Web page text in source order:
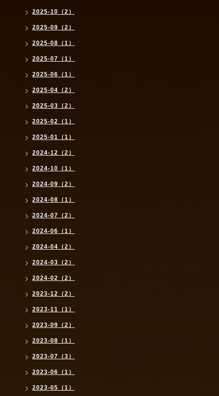
2025-10（2）
2025-09（2）
2025-08（1）
2025-07（1）
2025-06（1）
2025-04（2）
2025-03（2）
2025-02（1）
2025-01（1）
2024-12（2）
2024-10（1）
2024-09（2）
2024-08（1）
2024-07（2）
2024-06（1）
2024-04（2）
2024-03（2）
2024-02（2）
2023-12（2）
2023-11（1）
2023-09（2）
2023-08（1）
2023-07（3）
2023-06（1）
2023-05（1）